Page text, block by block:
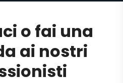
o fai una
ai nostri